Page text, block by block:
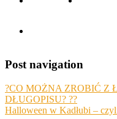
Post navigation
?CO MOŻNA ZROBIĆ Z
DŁUGOPISU? ??
Halloween w Kadłubi –